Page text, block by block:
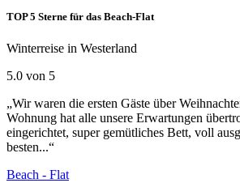
TOP 5 Sterne für das Beach-Flat
Winterreise in Westerland
5.0 von 5
„Wir waren die ersten Gäste über
Wohnung hat alle unsere Erwartungen
eingerichtet, super gemütliches Bett, voll
besten...“
Beach - Flat